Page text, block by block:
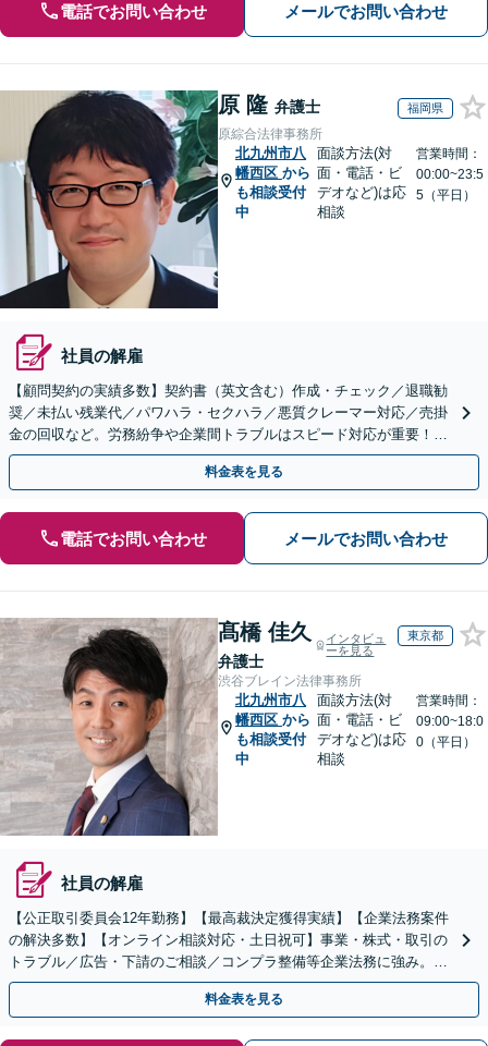
電話でお問い合わせ メールでお問い合わせ
原 隆 弁護士 福岡県
原綜合法律事務所
北九州市八
幡西区 から
も相談受付
中
面談方法(対
面・電話・ビ
デオなど)は応
相談
営業時間：
00:00~23:5
5（平日）
社員の解雇
【顧問契約の実績多数】契約書（英文含む）作成・チェック／退職勧
奨／未払い残業代／パワハラ・セクハラ／悪質クレーマー対応／売掛
金の回収など。労務紛争や企業間トラブルはスピード対応が重要！ビ
ジネスを発展させるために全力でサポートします。
料金表を見る
電話でお問い合わせ メールでお問い合わせ
髙橋 佳久
弁護士
インタビュ
ーを見る
東京都
渋谷ブレイン法律事務所
北九州市八
幡西区 から
も相談受付
中
面談方法(対
面・電話・ビ
デオなど)は応
相談
営業時間：
09:00~18:0
0（平日）
社員の解雇
【公正取引委員会12年勤務】【最高裁決定獲得実績】【企業法務案件
の解決多数】【オンライン相談対応・土日祝可】事業・株式・取引の
トラブル／広告・下請のご相談／コンプラ整備等企業法務に強み。株
式の相続／誹謗中傷対策／不動産問題まで幅広く対応！
料金表を見る